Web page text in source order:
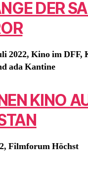
DER
2022, Kino im DFF,
ada Kantine
KINO
Filmforum Höchst